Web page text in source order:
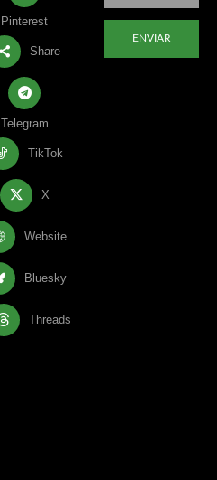
Pinterest
Share
Telegram
TikTok
X
Website
Bluesky
Threads
ENVIAR